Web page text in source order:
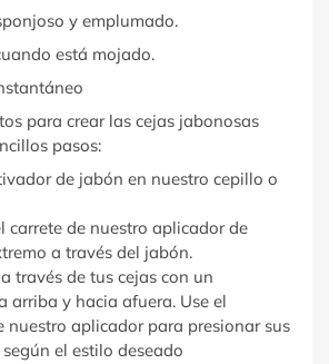
y emplumado.
está mojado.
para crear las cejas jabonosas
pasos:
de jabón en nuestro cepillo o
carrete de nuestro aplicador de
a través del jabón.
través de tus cejas con un
arriba y hacia afuera. Use el
nuestro aplicador para presionar sus
el estilo deseado